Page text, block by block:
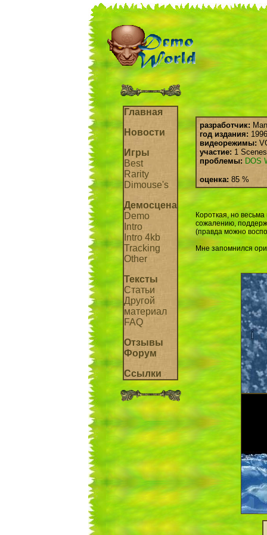
Главная
Новости
Игры
Best
Rarity
Dimouse's
Демосцена
Demo
Intro
Intro 4kb
Tracking
Other
Тексты
Статьи
Другой
материал
FAQ
Отзывы
Форум
Ссылки
разработчик:
год издания:
видеорежимы:
участие: 1
проблемы: DOS
оценка: 85 %
Короткая, но
сожалению,
(правда можно
Мне запомнился